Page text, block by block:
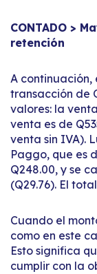
CONTADO >
retención
A
transacción de
valores: la
venta es de
venta sin IVA).
Paggo, que es
Q248.00, y se
(Q29.76). El
Cuando el
como en este
Esto significa
cumplir con la